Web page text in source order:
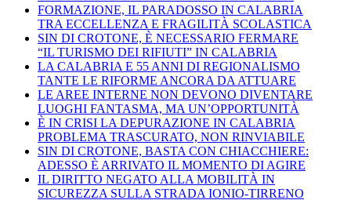
FORMAZIONE, IL PARADOSSO IN CALABRIA
TRA ECCELLENZA E FRAGILITÀ SCOLASTICA
SIN DI CROTONE, È NECESSARIO FERMARE
“IL TURISMO DEI RIFIUTI” IN CALABRIA
LA CALABRIA E 55 ANNI DI REGIONALISMO
TANTE LE RIFORME ANCORA DA ATTUARE
LE AREE INTERNE NON DEVONO DIVENTARE
LUOGHI FANTASMA, MA UN’OPPORTUNITÀ
È IN CRISI LA DEPURAZIONE IN CALABRIA
PROBLEMA TRASCURATO, NON RINVIABILE
SIN DI CROTONE, BASTA CON CHIACCHIERE:
ADESSO È ARRIVATO IL MOMENTO DI AGIRE
IL DIRITTO NEGATO ALLA MOBILITÀ IN
SICUREZZA SULLA STRADA IONIO-TIRRENO